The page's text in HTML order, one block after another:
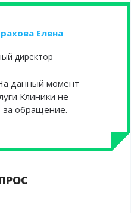
Елена
директор
данный момент
Клиники не
за обращение.